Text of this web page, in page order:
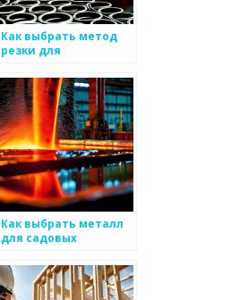
Как выбрать метод
резки для
металла
Как выбрать металл
для садовых